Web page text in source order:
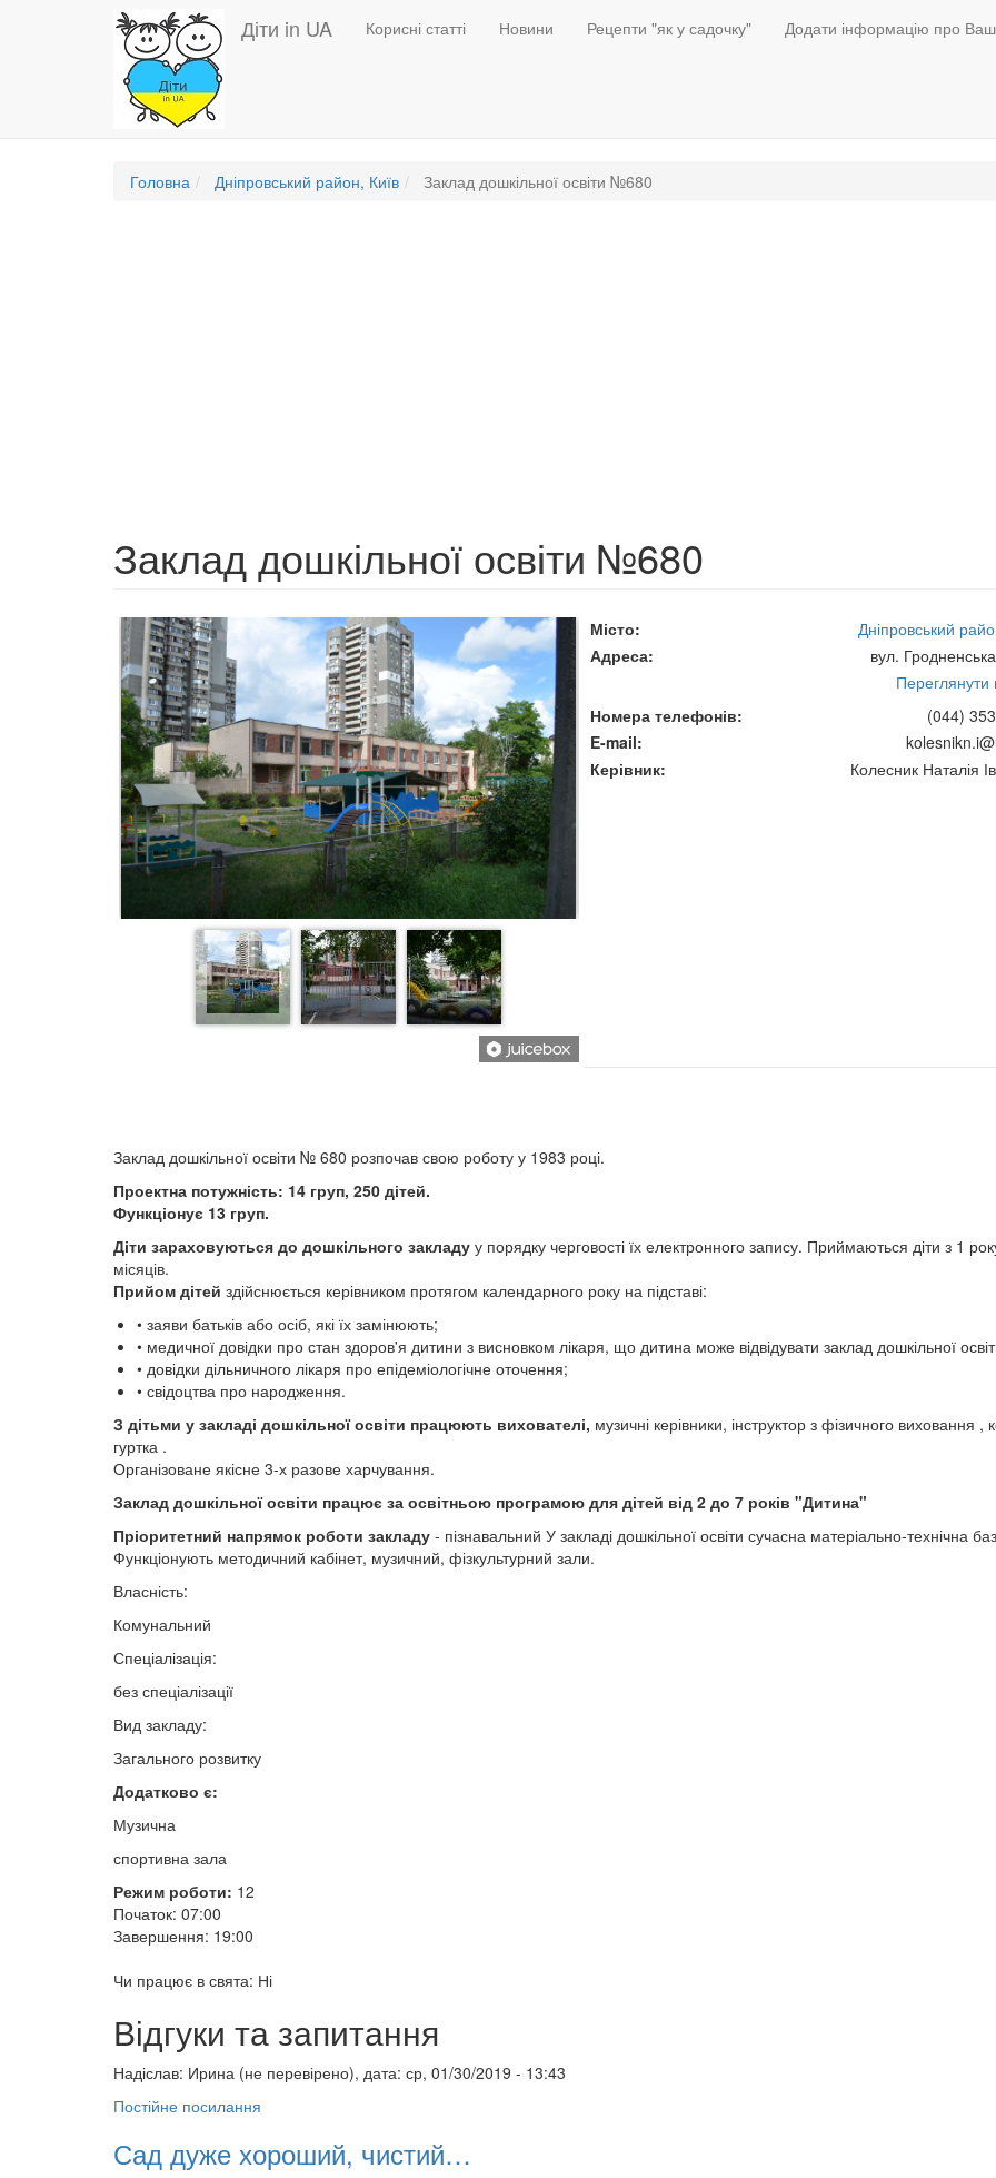
Діти in UA
Основная
навигация
Корисні статті Новини Рецепти "як у садочку" Додати інформацію про
Головна Дніпровський район, Київ Заклад дошкільної освіти №680
Заклад дошкільної освіти №680
Місто
Дніпровський
Адреса
вул.
Переглянути
Номера телефонів
(044)
E-mail
Керівник
Колесник Наталія
Заклад дошкільної освіти № 680 розпочав свою роботу у 1983 році.
Проектна потужність: 14 груп, 250 дітей.
Функціонує 13 груп.
Діти зараховуються до дошкільного закладу у порядку черговості їх електронного запису. Приймаються діти з 1
місяців.
Прийом дітей здійснюється керівником протягом календарного року на підставі:
• заяви батьків або осіб, які їх замінюють;
• медичної довідки про стан здоров'я дитини з висновком лікаря, що дитина може відвідувати заклад дошкільної
• довідки дільничного лікаря про епідеміологічне оточення;
• свідоцтва про народження.
З дітьми у закладі дошкільної освіти працюють вихователі, музичні керівники, інструктор з фізичного виховання ,
гуртка .
Організоване якісне 3-х разове харчування.
Заклад дошкільної освіти працює за освітньою програмою для дітей від 2 до 7 років "Дитина"
Пріоритетний напрямок роботи закладу - пізнавальний У закладі дошкільної освіти сучасна матеріально-технічна
Функціонують методичний кабінет, музичний, фізкультурний зали.
Власність:
Комунальний
Спеціалізація:
без спеціалізації
Вид закладу:
Загального розвитку
Додатково є:
Музична
спортивна зала
Режим роботи: 12
Початок: 07:00
Завершення: 19:00
Чи працює в свята: Ні
Відгуки та запитання
Надіслав: Ирина (не перевірено), дата: ср, 01/30/2019 - 13:43
Постійне посилання
Сад дуже хороший, чистий…